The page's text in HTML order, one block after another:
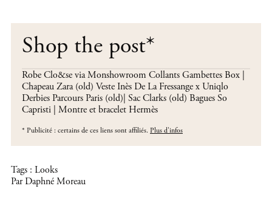
Shop the post*
Robe Clo&sevia Monshowroom Collants Gambettes Box |
Chapeau Zara (old) Veste Inès De La Fressange x Uniqlo
Derbies Parcours Paris (old)| Sac Clarks (old) Bagues So
Capristi | Montre et bracelet Hermès
* Publicité : certains de ces liens sont affiliés. Plus d'infos
Tags : Looks
Par Daphné Moreau